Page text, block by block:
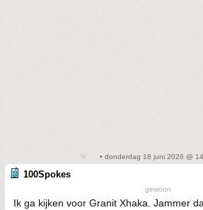
• donderdag 18 juni 2026 @
100Spokes
gewoon
Ik ga kijken voor Granit Xhaka. Jammer